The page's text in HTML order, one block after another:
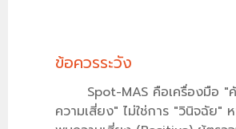
ข้อควรระวัง
Spot-MAS คือเครื่องมือ "
ความเสี่ยง" ไม่ใช่การ "วินิจฉัย"